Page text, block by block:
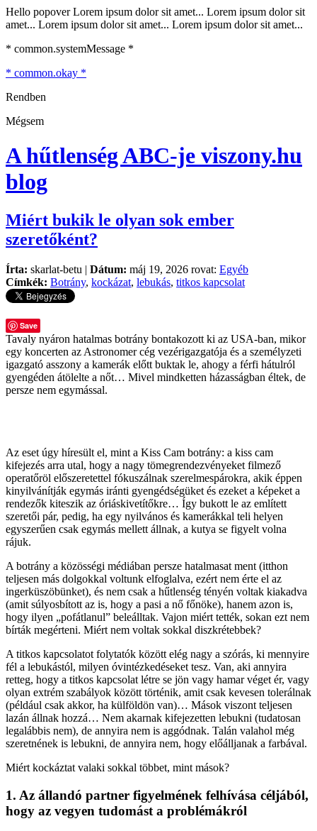
Hello popover Lorem ipsum dolor sit amet... Lorem ipsum dolor sit
amet... Lorem ipsum dolor sit amet... Lorem ipsum dolor sit amet...
* common.systemMessage *
* common.okay *
Rendben
Mégsem
A hűtlenség ABC-je viszony.hu
blog
Miért bukik le olyan sok ember
szeretőként?
Írta: skarlat-betu | Dátum: máj 19, 2026 rovat: Egyéb
Címkék: Botrány, kockázat, lebukás, titkos kapcsolat
Save
Tavaly nyáron hatalmas botrány bontakozott ki az USA-ban, mikor
egy koncerten az Astronomer cég vezérigazgatója és a személyzeti
igazgató asszony a kamerák előtt buktak le, ahogy a férfi hátulról
gyengéden átölelte a nőt… Mivel mindketten házasságban éltek, de
persze nem egymással.
Az eset úgy híresült el, mint a Kiss Cam botrány: a kiss cam
kifejezés arra utal, hogy a nagy tömegrendezvényeket filmező
operatőröl előszeretettel fókuszálnak szerelmespárokra, akik éppen
kinyilvánítják egymás iránti gyengédségüket és ezeket a képeket a
rendezők kiteszik az óriáskivetítőkre… Így bukott le az említett
szeretői pár, pedig, ha egy nyilvános és kamerákkal teli helyen
egyszerűen csak egymás mellett állnak, a kutya se figyelt volna
rájuk.
A botrány a közösségi médiában persze hatalmasat ment (itthon
teljesen más dolgokkal voltunk elfoglalva, ezért nem érte el az
ingerküszöbünket), és nem csak a hűtlenség tényén voltak kiakadva
(amit súlyosbított az is, hogy a pasi a nő főnöke), hanem azon is,
hogy ilyen „pofátlanul” beleálltak. Vajon miért tették, sokan ezt nem
bírták megérteni. Miért nem voltak sokkal diszkrétebbek?
A titkos kapcsolatot folytatók között elég nagy a szórás, ki mennyire
fél a lebukástól, milyen óvintézkedéseket tesz. Van, aki annyira
retteg, hogy a titkos kapcsolat létre se jön vagy hamar véget ér, vagy
olyan extrém szabályok között történik, amit csak kevesen tolerálnak
(például csak akkor, ha külföldön van)… Mások viszont teljesen
lazán állnak hozzá… Nem akarnak kifejezetten lebukni (tudatosan
legalábbis nem), de annyira nem is aggódnak. Talán valahol még
szeretnének is lebukni, de annyira nem, hogy előálljanak a farbával.
Miért kockáztat valaki sokkal többet, mint mások?
1. Az állandó partner figyelmének felhívása céljából,
hogy az vegyen tudomást a problémákról